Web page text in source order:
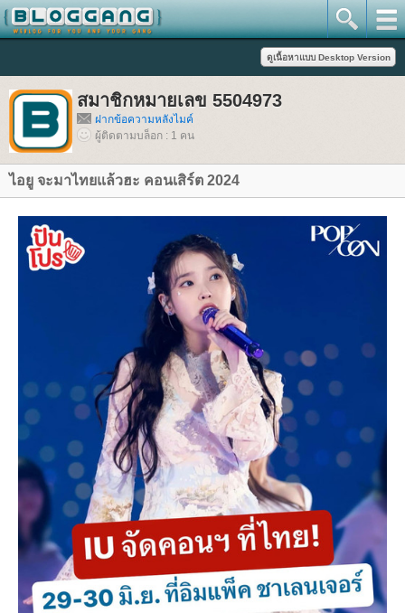
สมาชิกหมายเลข 5504973
ฝากข้อความหลังไมค์
ผู้ติดตามบล็อก : 1 คน
ไอยู จะมาไทยแล้วฮะ คอนเสิร์ต 2024